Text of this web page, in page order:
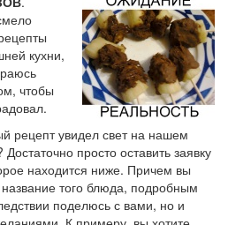
кухни,
чтобы
рецепт увидел свет на нашем
просто оставить заявку
находится ниже. Причем вы
того блюда, подробным
поделюсь с вами, но и